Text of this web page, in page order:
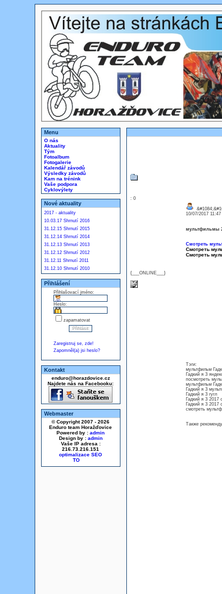
Menu
O nás
Aktuality
Tým
Fotoalbum
Fotogalerie
Kalendář závodů
Výsledky závodů
Kam na trénink
Vaše podpora
Cyklovýlety
Nové aktuality
2017 - aktuality
10.03.17 Shrnutí 2016
31.12.15 Shrnutí 2015
31.12.14 Shrnutí 2014
31.12.13 Shrnutí 2013
31.12.12 Shrnutí 2012
31.12.11 Shrnutí 2011
31.12.10 Shrnutí 2010
Přihlášení
Přihlašovací jméno:
Heslo:
zapamatovat
Zaregistruj se, zde!
Zapomněl(a) jsi heslo?
Kontakt
enduro@horazdovice.cz
Najdete nás na Facebooku:
Webmaster
© Copyright 2007 - 2026
Enduro team Horažďovice
Powered by : admin
Design by : admin
Vaše IP adresa :
216.73.216.151
optimalizace SEO
: 0
{___ONLINE___}
10/07/2017
мультфильмы
Смотреть
Смотреть
Смотреть
Тэги:
мультфильм
Гадкий я 3
посмотреть
мультфильм
Гадкий я 3
Гадкий я 3 гугл
Гадкий я 3 2017
Гадкий я 3 2017
смотреть
Также